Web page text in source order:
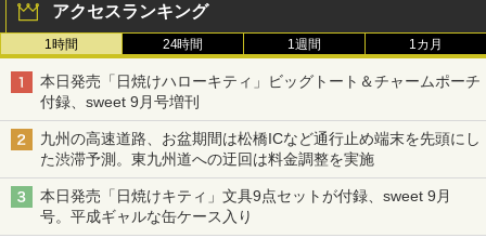
アクセスランキング
1時間 24時間 1週間 1カ月
本日発売「日焼けハローキティ」ビッグトート＆チャームポーチ
付録、sweet 9月号増刊
九州の高速道路、お盆期間は松橋ICなど通行止め端末を先頭にし
た渋滞予測。東九州道への迂回は料金調整を実施
本日発売「日焼けキティ」文具9点セットが付録、sweet 9月
号。平成ギャルな缶ケース入り